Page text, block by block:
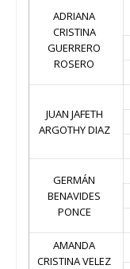
ADRIANA
CRISTINA
GUERRERO
ROSERO
JUAN JAFETH
ARGOTHY DIAZ
GERMÁN
BENAVIDES
PONCE
AMANDA
CRISTINA VELEZ